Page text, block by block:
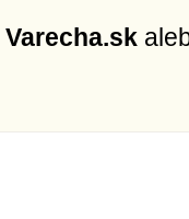
Varecha.sk